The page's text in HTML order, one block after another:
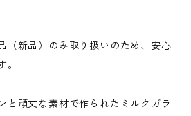
（新品）のみ取り扱いのため、安心
と頑丈な素材で作られたミルクガラ